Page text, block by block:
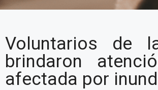
Universidad
telemedicina
inundaciones
Voluntarios de
brindaron
afectada por